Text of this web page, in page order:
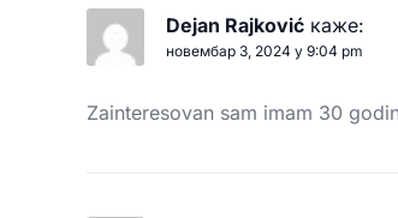
Dejan Rajković каже:
новембар 3, 2024 у 9:04 pm
Zainteresovan sam imam 30